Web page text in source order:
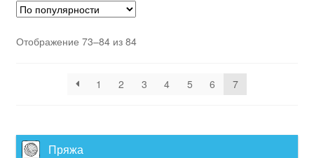
Отображение 73–84 из 84
1 2 3 4 5 6 7
Пряжа